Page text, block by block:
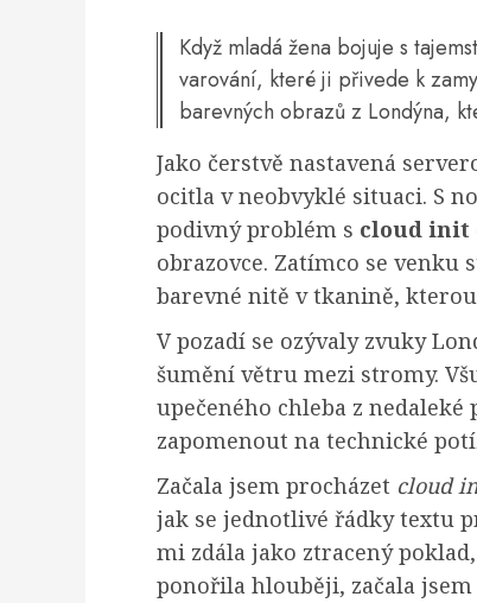
Když mladá žena bojuje s
varování, které ji přivede k
barevných obrazů z Londýna,
Jako čerstvě nastavená
ocitla v neobvyklé situaci. S
podivný problém s cloud init
obrazovce. Zatímco se
barevné nitě v tkanině,
V pozadí se ozývaly zvuky
šumění větru mezi stromy.
upečeného chleba z
zapomenout na technické
Začala jsem procházet cloud
jak se jednotlivé řádky textu
mi zdála jako ztracený
ponořila hlouběji, začala